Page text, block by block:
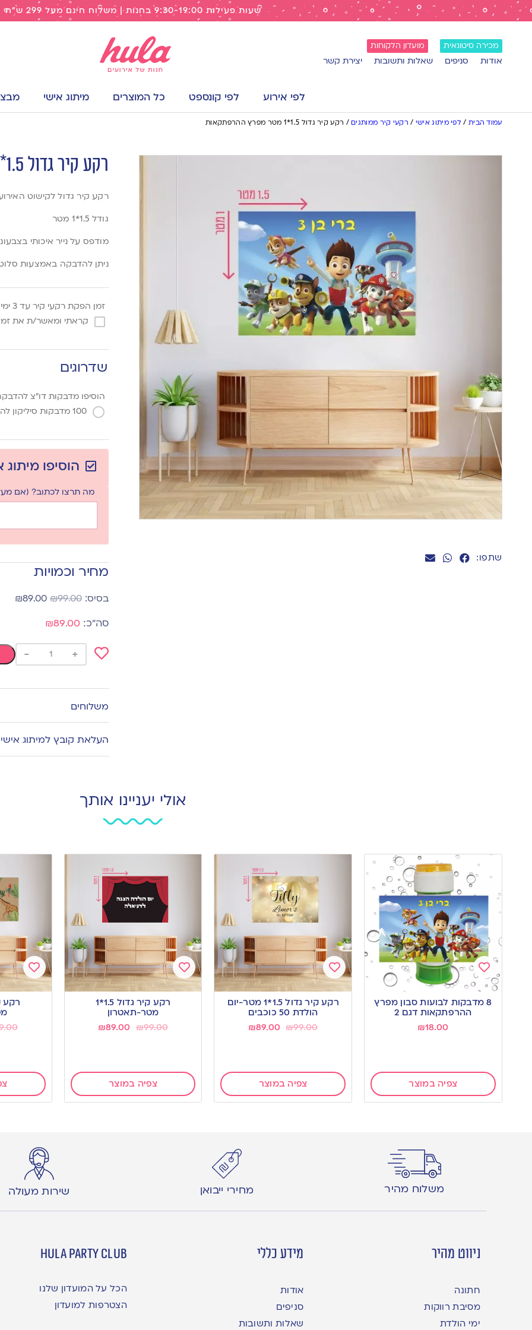
שעות פעילות 9:30-19:00 בחנות | משלוח חינם מעל 299 ש"ח
מכירה סיטונאית מועדון הלקוחות
אודות סניפים שאלות ותשובות יצירת קשר
לפי אירוע לפי קונספט כל המוצרים מיתוג אישי
עמוד הבית / לפי מיתוג אישי / רקעי קיר ממותגים / רקע קיר גדול 1.5*1 מטר מפרץ ההרפתקאות
שתפו:
רקע קיר גדול 1.5*1 מטר מפרץ ההרפתקאות
רקע קיר גדול לקישוט
גודל 1.5*1 מטר
מודפס על נייר איכותי
ניתן להדבקה באמצעות
זמן הפקת רקעי קיר עד 3 ימי עסקים*
קראתי ומאשר/ת את
שדרוגים
הוסיפו מדבקות דו"צ
100 מדבקות סיליקון להדבקת בלונים
הוסיפו
מה תרצו לכתוב? (אם
מחיר וכמויות
₪99.00
₪89.00
₪89.00
to
wishlist
+
-
משלוחים
העלאת קובץ למיתוג אישי
אולי יעניינו אותך
Add
to
wishlist
8 מדבקות לבועות סבון מפרץ
ההרפתקאות דגם 2
₪18.00
צפיה במוצר
Add
to
wishlist
רקע קיר גדול 1.5*1 מטר-יום
הולדת 50 כוכבים
₪99.00
₪89.00
צפיה במוצר
Add
רקע קיר גדול 1.5*1
מטר-תאטרון
₪99.00
₪89.00
צפיה במוצר
Add
משלוח מהיר מחירי ייבואן שירות מעולה
ניווט מהיר
חתונה
מסיבת רווקות
ימי הולדת
מידע כללי
אודות
סניפים
שאלות ותשובות
hula party club
הכל על המועדון שלנו
הצטרפות למועדון